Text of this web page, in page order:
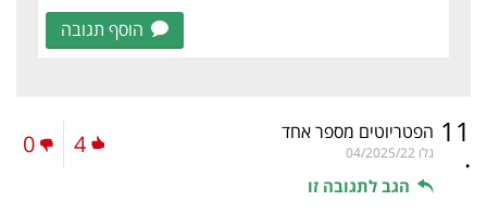
הוסף תגובה
11
.
הפטריוטים מספר אחד
גלו 04/2025/22
הגב לתגובה זו
4
0